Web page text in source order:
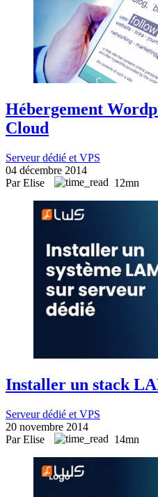
Hébergement
Cloud
Serveur dédié et VPS
04 décembre 2014
Par Elise
12mn
Installer un stack
Serveur dédié et VPS
20 novembre 2014
Par Elise
14mn